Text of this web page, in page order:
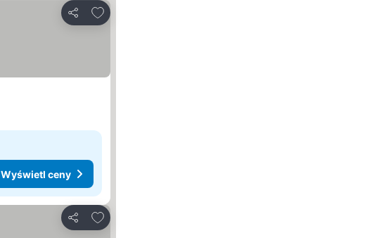
Udostępnij
Dodaj do ulubionych
Wyświetl ceny
Udostępnij
Dodaj do ulubionych